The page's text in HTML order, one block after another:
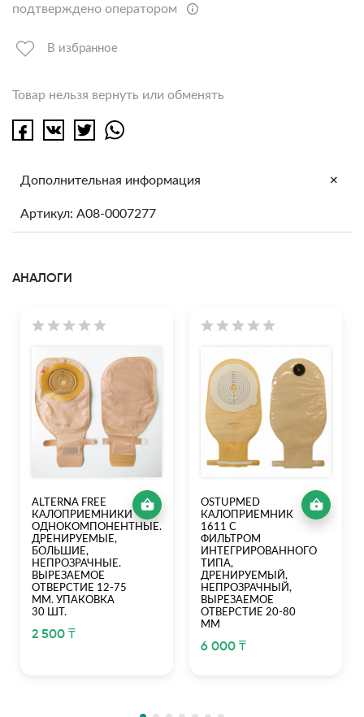
подтверждено оператором
В избранное
Товар нельзя вернуть или обменять
Дополнительная информация +
Артикул: A08-0007277
АНАЛОГИ
ALTERNA FREE
КАЛОПРИЕМНИКИ
ОДНОКОМПОНЕНТНЫЕ.
ДРЕНИРУЕМЫЕ,
БОЛЬШИЕ,
НЕПРОЗРАЧНЫЕ.
ВЫРЕЗАЕМОЕ
ОТВЕРСТИЕ 12-75
ММ. УПАКОВКА
30 ШТ.
2 500 ₸
OSTUPMED
КАЛОПРИЕМНИК
1611 С
ФИЛЬТРОМ
ИНТЕГРИРОВАННОГО
ТИПА,
ДРЕНИРУЕМЫЙ,
НЕПРОЗРАЧНЫЙ,
ВЫРЕЗАЕМОЕ
ОТВЕРСТИЕ 20-80
ММ
6 000 ₸